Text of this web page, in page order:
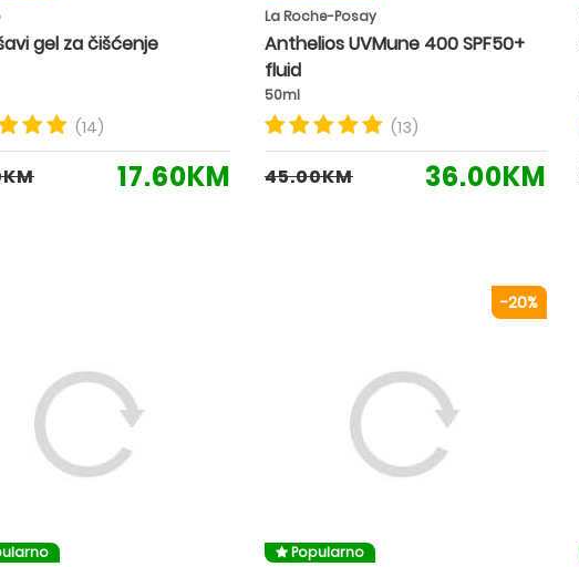
gel za čišćenje
(14)
17.60KM
La Roche-Posay
Anthelios UVMune 400 SPF50+
fluid
50ml
(13)
45.00KM 36.00KM
-20%
Popularno